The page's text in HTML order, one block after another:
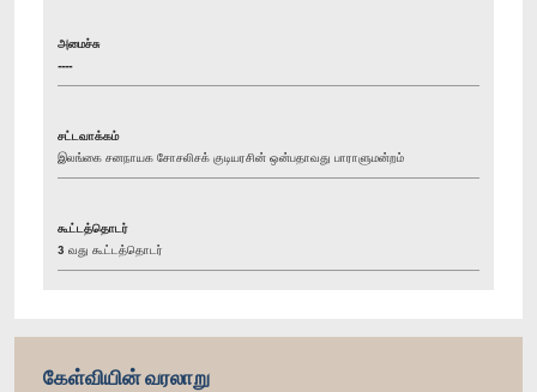
அமைச்சு
----
சட்டவாக்கம்
இலங்கை சனநாயக சோசலிசக் குடியரசின் ஒன்பதாவது பாராளுமன்றம்
கூட்டத்தொடர்
3 வது கூட்டத்தொடர்
கேள்வியின் வரலாறு